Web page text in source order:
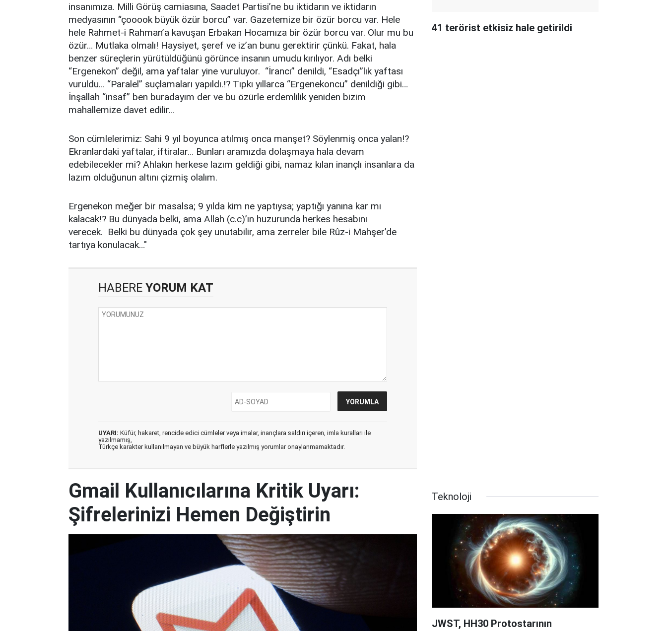
insanımıza. Milli Görüş camiasına, Saadet Partisi’ne bu iktidarın ve iktidarın
medyasının “çooook büyük özür borcu” var. Gazetemize bir özür borcu var. Hele
hele Rahmet-i Rahman’a kavuşan Erbakan Hocamıza bir özür borcu var. Olur mu bu
özür… Mutlaka olmalı! Haysiyet, şeref ve iz’an bunu gerektirir çünkü. Fakat, hala
benzer süreçlerin yürütüldüğünü görünce insanın umudu kırılıyor. Adı belki
“Ergenekon” değil, ama yaftalar yine vuruluyor. “İrancı” denildi, “Esadçı”lık yaftası
vuruldu… “Paralel” suçlamaları yapıldı.!? Tıpkı yıllarca “Ergenekoncu” denildiği gibi…
İnşallah “insaf” ben buradayım der ve bu özürle erdemlilik yeniden bizim
mahallemize davet edilir…
Son cümlelerimiz: Sahi 9 yıl boyunca atılmış onca manşet? Söylenmiş onca yalan!?
Ekranlardaki yaftalar, iftiralar… Bunları aramızda dolaşmaya hala devam
edebilecekler mi? Ahlakın herkese lazım geldiği gibi, namaz kılan inançlı insanlara da
lazım olduğunun altını çizmiş olalım.
Ergenekon meğer bir masalsa; 9 yılda kim ne yaptıysa; yaptığı yanına kar mı
kalacak!? Bu dünyada belki, ama Allah (c.c)’ın huzurunda herkes hesabını
verecek. Belki bu dünyada çok şey unutabilir, ama zerreler bile Rûz-i Mahşer’de
tartıya konulacak…"
HABERE YORUM KAT
UYARI: Küfür, hakaret, rencide edici cümleler veya imalar, inançlara saldırı içeren, imla kuralları ile
yazılmamış,
Türkçe karakter kullanılmayan ve büyük harflerle yazılmış yorumlar onaylanmamaktadır.
41 terörist etkisiz hale getirildi
Gmail Kullanıcılarına Kritik Uyarı:
Şifrelerinizi Hemen Değiştirin
Teknoloji
JWST, HH30 Protostarının